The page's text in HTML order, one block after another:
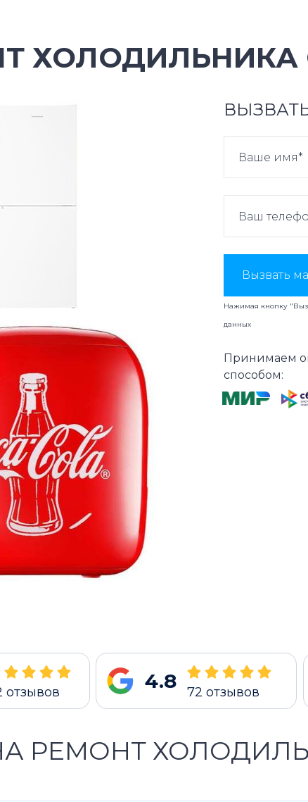
ХОЛОДИЛЬНИКА
Вызвать
Нажимая кнопку
данных
Принимаем
способом:
отзывов 4.8 72 отзывов
РЕМОНТ